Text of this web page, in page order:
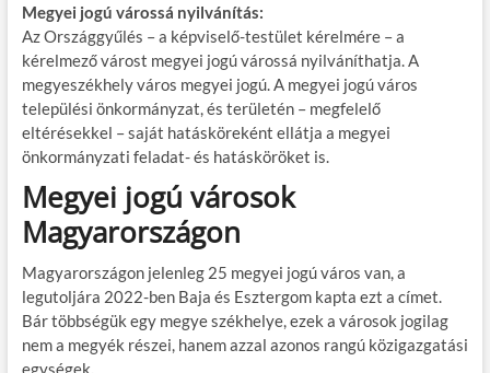
Megyei jogú várossá nyilvánítás:
Az Országgyűlés – a képviselő-testület kérelmére – a
kérelmező várost megyei jogú várossá nyilváníthatja. A
megyeszékhely város megyei jogú. A megyei jogú város
települési önkormányzat, és területén – megfelelő
eltérésekkel – saját hatásköreként ellátja a megyei
önkormányzati feladat- és hatásköröket is.
Megyei jogú városok
Magyarországon
Magyarországon jelenleg 25 megyei jogú város van, a
legutoljára 2022-ben Baja és Esztergom kapta ezt a címet.
Bár többségük egy megye székhelye, ezek a városok jogilag
nem a megyék részei, hanem azzal azonos rangú közigazgatási
egységek.